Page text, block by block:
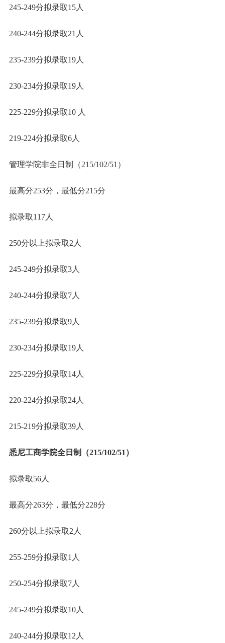
245-249分拟录取15人
240-244分拟录取21人
235-239分拟录取19人
230-234分拟录取19人
225-229分拟录取10 人
219-224分拟录取6人
管理学院非全日制（215/102/51）
最高分253分，最低分215分
拟录取117人
250分以上拟录取2人
245-249分拟录取3人
240-244分拟录取7人
235-239分拟录取9人
230-234分拟录取19人
225-229分拟录取14人
220-224分拟录取24人
215-219分拟录取39人
悉尼工商学院全日制（215/102/51）
拟录取56人
最高分263分，最低分228分
260分以上拟录取2人
255-259分拟录取1人
250-254分拟录取7人
245-249分拟录取10人
240-244分拟录取12人